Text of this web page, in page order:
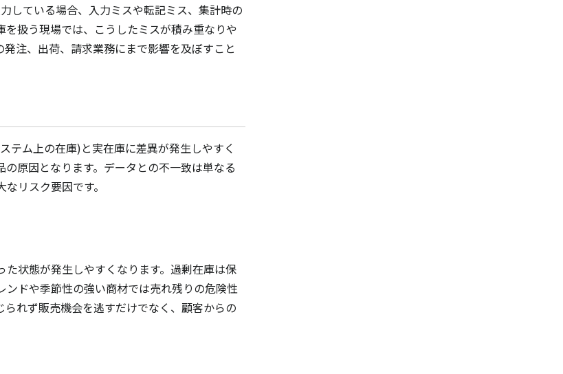
している場合、入力ミスや転記ミス、集計時の
扱う現場では、こうしたミスが積み重なりや
注、出荷、請求業務にまで影響を及ぼすこと
テム上の在庫)と実在庫に差異が発生しやすく
原因となります。データとの不一致は単なる
リスク要因です。
状態が発生しやすくなります。過剰在庫は保
ドや季節性の強い商材では売れ残りの危険性
れず販売機会を逃すだけでなく、顧客からの